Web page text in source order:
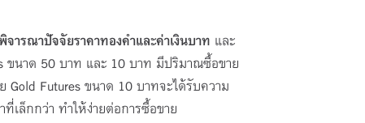
จารณาปัจจัยราคาทองคำและค่าเงินบาท และ
ขนาด 50 บาท และ 10 บาท มีปริมาณซื้อขาย
Futures ขนาด 10 บาทจะได้รับความ
ล็กกว่า ทำให้ง่ายต่อการซื้อขาย